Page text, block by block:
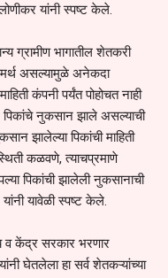
यांनी स्पष्ट केले.
ग्रामीण भागातील शेतकरी
असल्यामुळे अनेकदा
कंपनी पर्यंत पोहोचत नाही
पिकांचे नुकसान झाले असल्याची
झालेल्या पिकांची माहिती
कळवणे, त्याचप्रमाणे
पिकांची झालेली नुकसानाची
यावेळी स्पष्ट केले.
व केंद्र सरकार भरणार
घेतलेला हा सर्व शेतकऱ्यांच्या